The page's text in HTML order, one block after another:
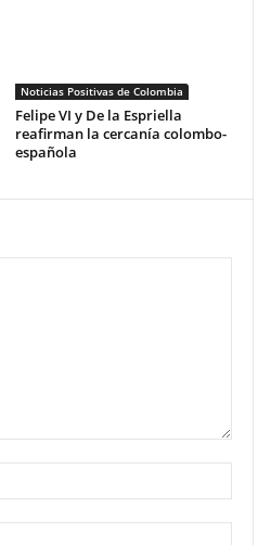
Noticias Positivas de Colombia
Felipe VI y De la Espriella
reafirman la cercanía colombo-
española